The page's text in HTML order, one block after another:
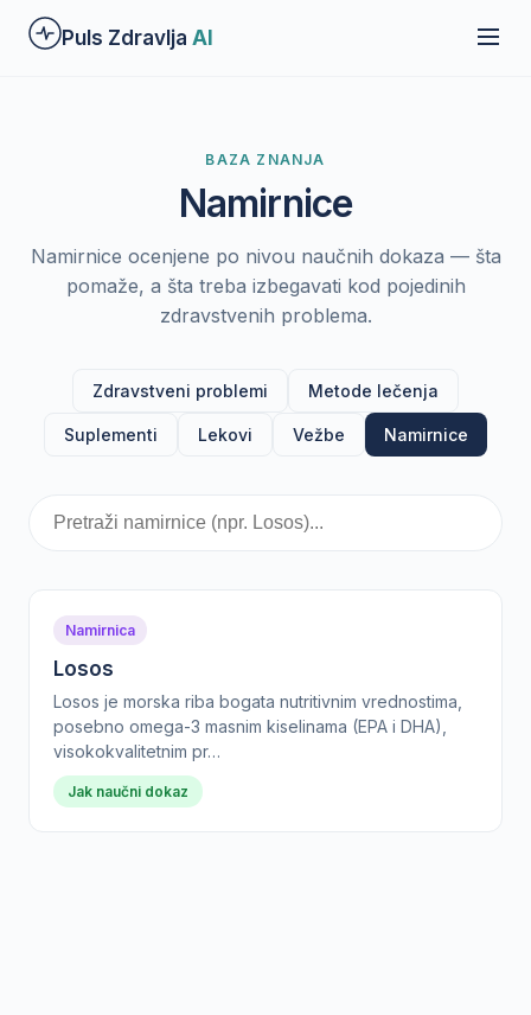
Preskoči
Puls Zdravlja AI
BAZA ZNANJA
Namirnice
Namirnice ocenjene po nivou naučnih dokaza — šta
pomaže, a šta treba izbegavati kod pojedinih
zdravstvenih problema.
Zdravstveni problemi Metode lečenja
Suplementi Lekovi Vežbe Namirnice
Namirnica
Losos
Losos je morska riba bogata nutritivnim vrednostima,
posebno omega-3 masnim kiselinama (EPA i DHA),
visokokvalitetnim pr…
Jak naučni dokaz